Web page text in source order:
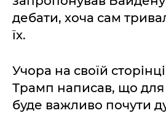
дебати, хоча сам
їх.
Учора на своїй
Трамп написав, що для
буде важливо почути